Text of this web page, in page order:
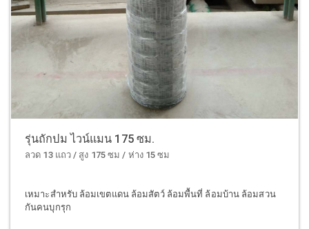
รุ่นถักปม ไวน์แมน 175 ซม.
ลวด 13 แถว / สูง 175 ซม / ห่าง 15 ซม
เหมาะสำหรับ ล้อมเขตแดน ล้อมสัตว์ ล้อมพื้นที่ ล้อมบ้าน ล้อมสวน
กันคนบุกรุก